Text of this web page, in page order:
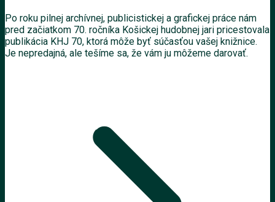
Po roku pilnej archívnej, publicistickej a grafickej práce nám
pred začiatkom 70. ročníka Košickej hudobnej jari pricestovala
publikácia KHJ 70, ktorá môže byť súčasťou vašej knižnice.
Je nepredajná, ale tešíme sa, že vám ju môžeme darovať.